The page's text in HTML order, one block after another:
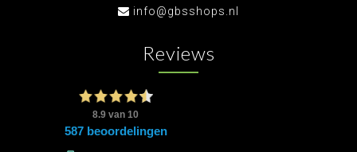
info@gbsshops.nl
Reviews